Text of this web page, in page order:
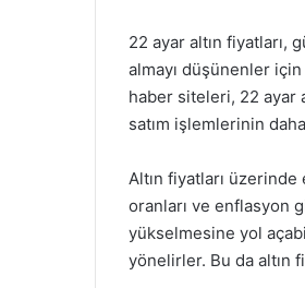
22 ayar altın fiyatları,
almayı düşünenler
haber siteleri, 22 ayar
satım işlemlerinin
Altın fiyatları
oranları ve enflasyon
yükselmesine yol
yönelirler. Bu da altın